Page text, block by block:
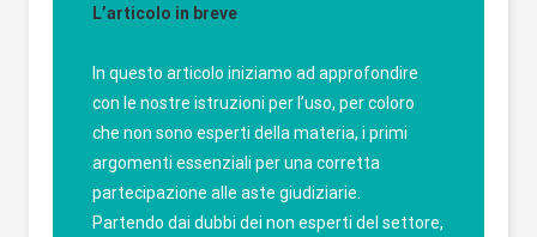
L’articolo in breve
In questo articolo iniziamo ad approfondire
con le nostre istruzioni per l’uso, per coloro
che non sono esperti della materia, i primi
argomenti essenziali per una corretta
partecipazione alle aste giudiziarie.
Partendo dai dubbi dei non esperti del settore,